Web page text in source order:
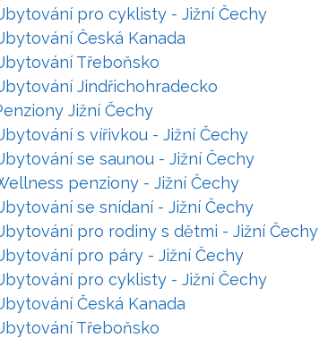
pro cyklisty - Jižní Čechy
Česká Kanada
Třeboňsko
Jindřichohradecko
Jižní Čechy
s vířivkou - Jižní Čechy
se saunou - Jižní Čechy
penziony - Jižní Čechy
se snídaní - Jižní Čechy
pro rodiny s dětmi - Jižní Čechy
pro páry - Jižní Čechy
pro cyklisty - Jižní Čechy
Česká Kanada
Třeboňsko